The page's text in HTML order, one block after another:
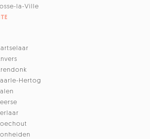
la-Ville
Hertog